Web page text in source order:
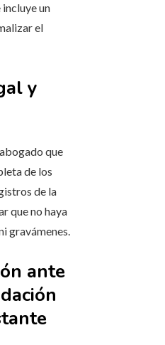
un
el
y
que
de los
de la
que no haya
gravámenes.
ante